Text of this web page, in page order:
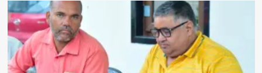
के
दर्शन
के
लिए
रवाना
रजत
पदक
विजेता
ज्ञानेश्वरी
यादव